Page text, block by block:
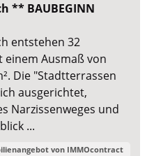
** BAUBEGINN
entstehen 32
Ausmaß von
Die "Stadtterrassen
ausgerichtet,
Narzissenweges und
...
von IMMOcontract